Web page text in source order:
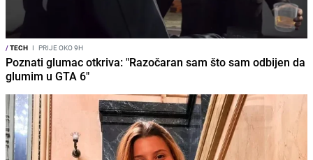
/TECH I PRIJE OKO 9H
Poznati glumac otkriva: "Razočaran sam što sam odbijen da
glumim u GTA 6"